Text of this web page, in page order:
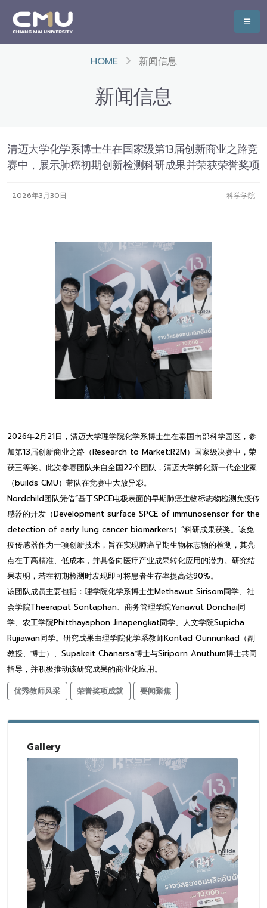
HOME 新闻信息
新闻信息
清迈大学化学系博士生在国家级第13届创新商业之路竞
赛中，展示肺癌初期创新检测科研成果并荣获荣誉奖项
2026年3月30日 科学学院
2026年2月21日，清迈大学理学院化学系博士生在泰国南部科学园区，参
加第13届创新商业之路（Research to Market:R2M）国家级决赛中，荣
获三等奖。此次参赛团队来自全国22个团队，清迈大学孵化新一代企业家
（builds CMU）带队在竞赛中大放异彩。
Nordchild团队凭借“基于SPCE电极表面的早期肺癌生物标志物检测免疫传
感器的开发（Development surface SPCE of immunosensor for the
detection of early lung cancer biomarkers）”科研成果获奖。该免
疫传感器作为一项创新技术，旨在实现肺癌早期生物标志物的检测，其亮
点在于高精准、低成本，并具备向医疗产业成果转化应用的潜力。研究结
果表明，若在初期检测时发现即可将患者生存率提高达90%。
该团队成员主要包括：理学院化学系博士生Methawut Sirisom同学、社
会学院Theerapat Sontaphan、商务管理学院Yanawut Donchai同
学、农工学院Phitthayaphon Jinapengkat同学、人文学院Supicha
Rujiawan同学。研究成果由理学院化学系教师Kontad Ounnunkad（副
教授、博士）、Supakeit Chanarsa博士与Siriporn Anuthum博士共同
指导，并积极推动该研究成果的商业化应用。
优秀教师风采
荣誉奖项成就 要闻聚焦
Gallery